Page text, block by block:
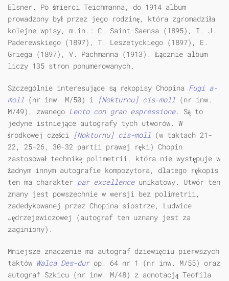
Elsner. Po śmierci Teichmanna, do 1914 album
prowadzony był przez jego rodzinę, która zgromadziła
kolejne wpisy, m.in.: C. Saint-Saensa (1895), I. J.
Paderewskiego (1897), T. Leszetyckiego (1897), E.
Griega (1897), V. Pachmanna (1913). Łącznie album
liczy 135 stron ponumerowanych.
Szczególnie interesujące są rękopisy Chopina Fugi a-
moll (nr inw. M/50) i [Nokturnu] cis-moll (nr inw.
M/49), zwanego Lento con gran espressione. Są to
jedyne istniejące autografy tych utworów. W
środkowej części [Nokturnu] cis-moll (w taktach 21-
22, 25-26, 30-32 partii prawej ręki) Chopin
zastosował technikę polimetrii, która nie występuje w
żadnym innym autografie kompozytora, dlatego rękopis
ten ma charakter par excellenceunikatowy. Utwór ten
znany jest powszechnie w wersji bez polimetrii,
zadedykowanej przez Chopina siostrze, Ludwice
Jędrzejewiczowej (autograf ten uznany jest za
zaginiony).
Mniejsze znaczenie ma autograf dziewięciu pierwszych
taktów Walca Des-durop. 64 nr 1 (nr inw. M/55) oraz
autograf Szkicu (nr inw. M/48) z adnotacją Teofila